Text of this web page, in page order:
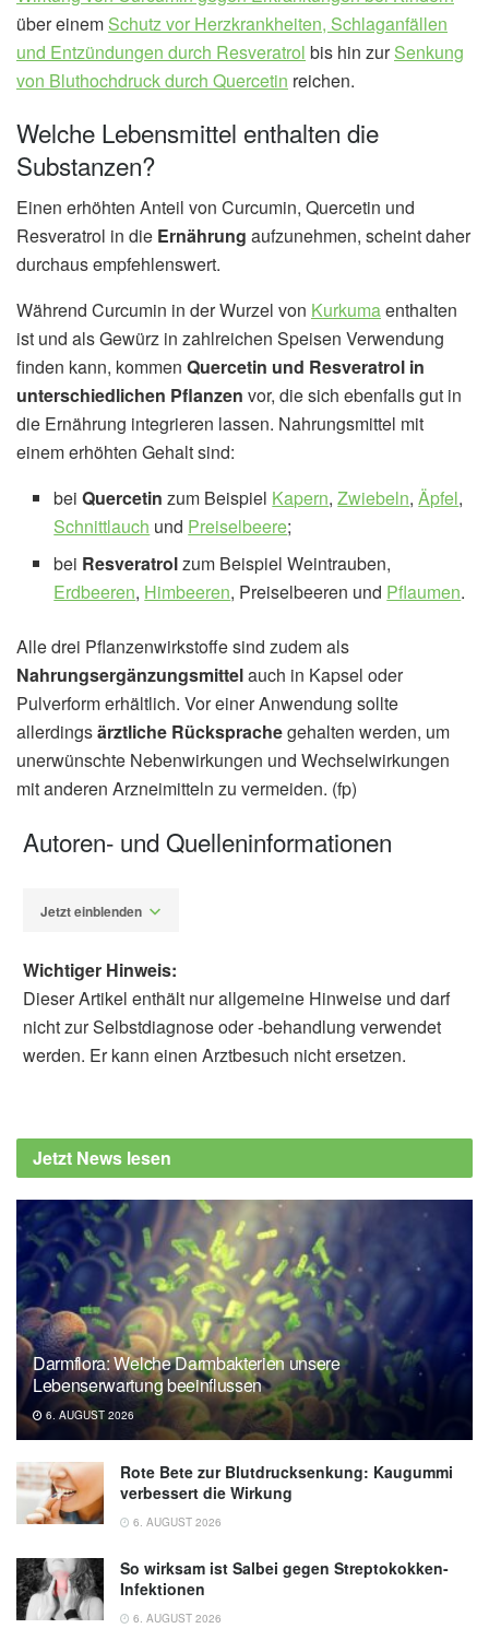
über einem Schutz vor Herzkrankheiten, Schlaganfällen
und Entzündungen durch Resveratrol bis hin zurSenkung
von Bluthochdruck durch Quercetin reichen.
Welche Lebensmittel enthalten die
Substanzen?
Einen erhöhten Anteil von Curcumin, Quercetin und
Resveratrol in die Ernährung aufzunehmen, scheint daher
durchaus empfehlenswert.
Während Curcumin in der Wurzel von Kurkumaenthalten
ist und als Gewürz in zahlreichen Speisen Verwendung
finden kann, kommen Quercetin und Resveratrol in
unterschiedlichen Pflanzen vor, die sich ebenfalls gut in
die Ernährung integrieren lassen. Nahrungsmittel mit
einem erhöhten Gehalt sind:
beiQuercetin zum Beispiel Kapern,Zwiebeln,Äpfel,
Schnittlauch und Preiselbeere;
bei Resveratrolzum Beispiel Weintrauben,
Erdbeeren, Himbeeren, Preiselbeeren und Pflaumen.
Alle drei Pflanzenwirkstoffe sind zudem als
Nahrungsergänzungsmittelauch in Kapsel oder
Pulverform erhältlich. Vor einer Anwendung sollte
allerdingsärztliche Rücksprachegehalten werden, um
unerwünschte Nebenwirkungen und Wechselwirkungen
mit anderen Arzneimitteln zu vermeiden. (fp)
Autoren- und Quelleninformationen
Jetzt einblenden
Delminda Neves: Impact of curcumin,
quercetin, or resveratrol on the
systematic review; in: Phytotherapy
Research (veröffentlicht 18.05.2022),
onlinelibrary.wiley.com
Wichtiger Hinweis:
Dieser Artikel enthält nur allgemeine Hinweise und darf
nicht zur Selbstdiagnose oder -behandlung verwendet
werden. Er kann einen Arztbesuch nicht ersetzen.
Jetzt News lesen
Darmflora: Welche Darmbakterien unsere
Lebenserwartung beeinflussen
6. AUGUST 2026
Rote Bete zur Blutdrucksenkung: Kaugummi
verbessert die Wirkung
6. AUGUST 2026
So wirksam ist Salbei gegen Streptokokken-
Infektionen
6. AUGUST 2026